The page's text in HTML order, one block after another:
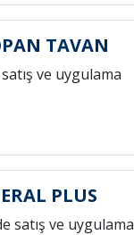
TAVAN
ve uygulama
PLUS
satış ve uygulama